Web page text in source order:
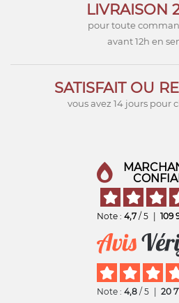
LIVRAISON
pour toute
avant 12h en
SATISFAIT OU
vous avez 14 jours pour
Note : 4,7 / 5 109
Note : 4,8 / 5 20